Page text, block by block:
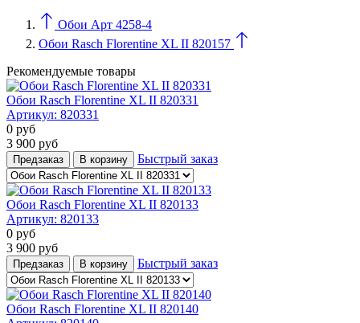
Обои Арт 4258-4
Обои Rasch Florentine XL II 820157
Рекомендуемые товары
Обои Rasch Florentine XL II 820331
Артикул: 820331
0 руб
3 900 руб
Предзаказ В корзину Быстрый заказ
Обои Rasch Florentine XL II 820133
Артикул: 820133
0 руб
3 900 руб
Предзаказ В корзину Быстрый заказ
Обои Rasch Florentine XL II 820140